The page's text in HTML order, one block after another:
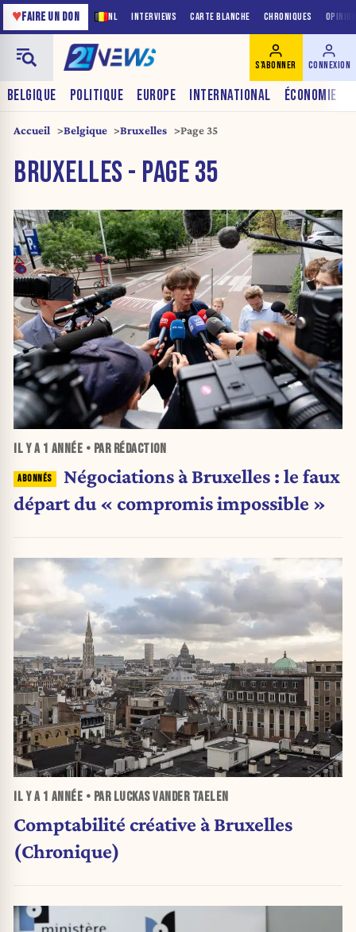
NL INTERVIEWS CARTE BLANCHE CHRONIQUES
♥FAIRE UN DON
BELGIQUE POLITIQUE EUROPE INTERNATIONAL ÉCONOMIE
S'ABONNER CONNEXION
Accueil Belgique Bruxelles Page 35
BRUXELLES - PAGE 35
IL Y A 1 ANNÉE • PAR RÉDACTION
Négociations à Bruxelles : le faux
départ du « compromis impossible »
IL Y A 1 ANNÉE • PAR LUCKAS VANDER TAELEN
Comptabilité créative à Bruxelles
(Chronique)